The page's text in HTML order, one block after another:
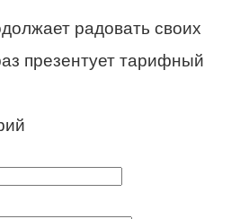
радовать своих
презентует тарифный